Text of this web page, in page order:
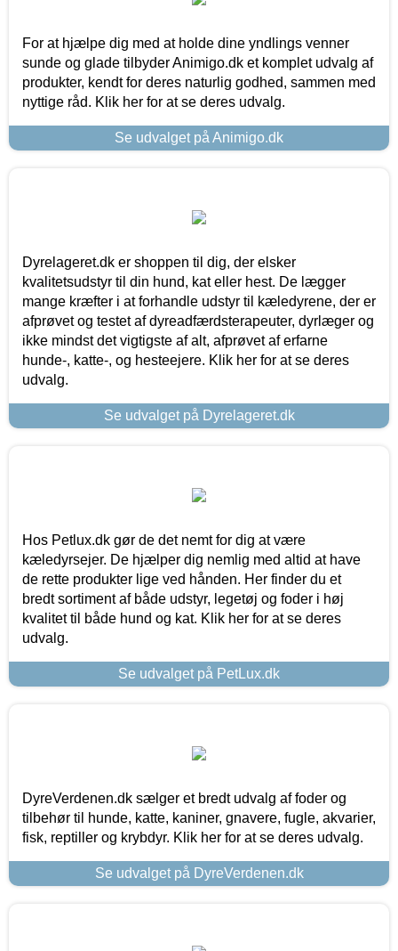
For at hjælpe dig med at holde dine yndlings venner
sunde og glade tilbyder Animigo.dk et komplet udvalg af
produkter, kendt for deres naturlig godhed, sammen med
nyttige råd. Klik her for at se deres udvalg.
Se udvalget på Animigo.dk
Dyrelageret.dk er shoppen til dig, der elsker
kvalitetsudstyr til din hund, kat eller hest. De lægger
mange kræfter i at forhandle udstyr til kæledyrene, der er
afprøvet og testet af dyreadfærdsterapeuter, dyrlæger og
ikke mindst det vigtigste af alt, afprøvet af erfarne
hunde-, katte-, og hesteejere. Klik her for at se deres
udvalg.
Se udvalget på Dyrelageret.dk
Hos Petlux.dk gør de det nemt for dig at være
kæledyrsejer. De hjælper dig nemlig med altid at have
de rette produkter lige ved hånden. Her finder du et
bredt sortiment af både udstyr, legetøj og foder i høj
kvalitet til både hund og kat. Klik her for at se deres
udvalg.
Se udvalget på PetLux.dk
DyreVerdenen.dk sælger et bredt udvalg af foder og
tilbehør til hunde, katte, kaniner, gnavere, fugle, akvarier,
fisk, reptiller og krybdyr. Klik her for at se deres udvalg.
Se udvalget på DyreVerdenen.dk